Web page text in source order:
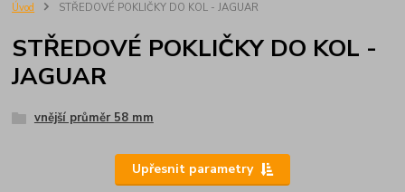
Úvod STŘEDOVÉ POKLIČKY DO KOL - JAGUAR
STŘEDOVÉ POKLIČKY DO KOL -
JAGUAR
vnější průměr 58 mm
Upřesnit parametry